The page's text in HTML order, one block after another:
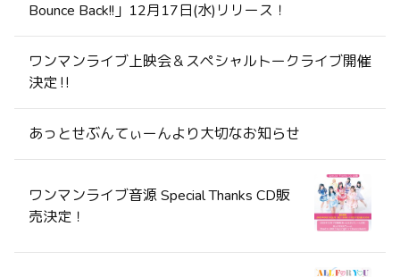
Bounce Back!!」12月17日(水)リリース！
ワンマンライブ上映会＆スペシャルトークライブ開催
決定‼️
あっとせぶんてぃーんより大切なお知らせ
ワンマンライブ音源 Special Thanks CD販
売決定！